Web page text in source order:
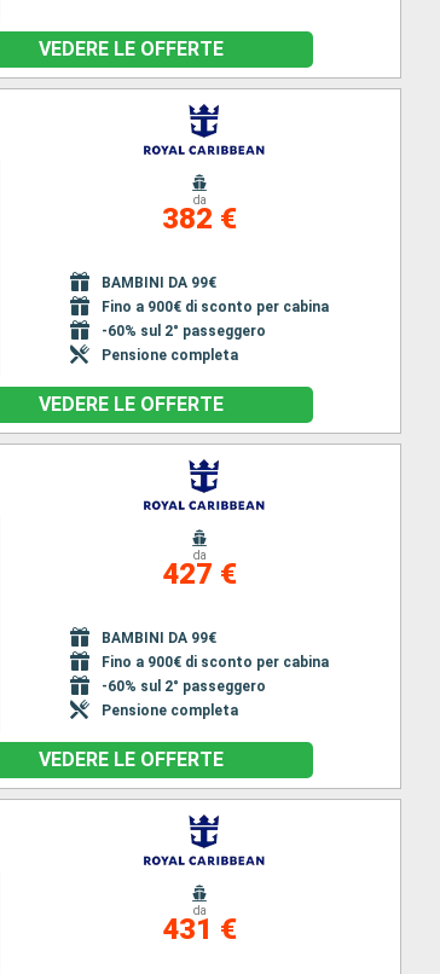
VEDERE LE OFFERTE
da
382 €
BAMBINI DA 99€
Fino a 900€ di sconto per cabina
-60% sul 2° passeggero
Pensione completa
VEDERE LE OFFERTE
da
427 €
BAMBINI DA 99€
Fino a 900€ di sconto per cabina
-60% sul 2° passeggero
Pensione completa
VEDERE LE OFFERTE
da
431 €